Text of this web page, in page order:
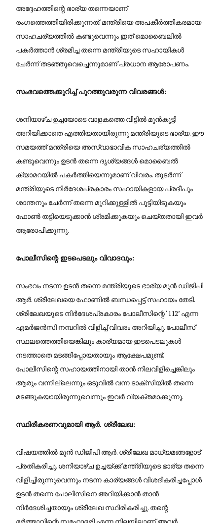
അദ്ദേഹത്തിന്റെ ഭാര്യ തന്നെയാണ്
രംഗത്തെത്തിയിരിക്കുന്നത്. മന്ത്രിയെ അപകീർത്തികരമായ
സാഹചര്യത്തിൽ കണ്ടുവെന്നും ഇത് മൊബൈലിൽ
പകർത്താൻ ശ്രമിച്ച തന്നെ മന്ത്രിയുടെ സഹായികൾ
ചേർന്ന് തടഞ്ഞുവെച്ചെന്നുമാണ് പ്രധാന ആരോപണം.
സംഭവത്തെക്കുറിച്ച് പുറത്തുവരുന്ന വിവരങ്ങൾ:
ശനിയാഴ്ച ഉച്ചയോടെ വാളകത്തെ വീട്ടിൽ മുൻകൂട്ടി
അറിയിക്കാതെ എത്തിയതായിരുന്നു മന്ത്രിയുടെ ഭാര്യ. ഈ
സമയത്ത് മന്ത്രിയെ അസ്വാഭാവിക സാഹചര്യത്തിൽ
കണ്ടുവെന്നും ഉടൻ തന്നെ ദൃശ്യങ്ങൾ മൊബൈൽ
ക്യാമറയിൽ പകർത്തിയെന്നുമാണ് വിവരം. തുടർന്ന്
മന്ത്രിയുടെ നിർദേശപ്രകാരം സഹായികളായ പ്രദീപും
ശാന്തനും ചേർന്ന് തന്നെ മുറിക്കുള്ളിൽ പൂട്ടിയിടുകയും
ഫോൺ തട്ടിയെടുക്കാൻ ശ്രമിക്കുകയും ചെയ്തതായി ഇവർ
ആരോപിക്കുന്നു.
പോലീസിന്റെ ഇടപെടലും വിവാദവും:
സംഭവം നടന്ന ഉടൻ തന്നെ മന്ത്രിയുടെ ഭാര്യ മുൻ ഡിജിപി
ആർ. ശ്രീലേഖയെ ഫോണിൽ ബന്ധപ്പെട്ട് സഹായം തേടി.
ശ്രീലേഖയുടെ നിർദേശപ്രകാരം പോലീസിന്റെ ‘112’ എന്ന
എമർജൻസി നമ്പറിൽ വിളിച്ച് വിവരം അറിയിച്ചു. പോലീസ്
സ്ഥലത്തെത്തിയെങ്കിലും കാര്യമായ ഇടപെടലുകൾ
നടത്താതെ മടങ്ങിപ്പോയതായും ആക്ഷേപമുണ്ട്.
പോലീസിന്റെ സഹായത്തിനായി താൻ നിലവിളിച്ചെങ്കിലും
ആരും വന്നില്ലെന്നും ഒടുവിൽ വന്ന ടാക്സിയിൽ തന്നെ
മടങ്ങുകയായിരുന്നുവെന്നും ഇവർ വ്യക്തമാക്കുന്നു.
സ്ഥിരീകരണവുമായി ആർ. ശ്രീലേഖ:
വിഷയത്തിൽ മുൻ ഡിജിപി ആർ. ശ്രീലേഖ മാധ്യമങ്ങളോട്
പ്രതികരിച്ചു. ശനിയാഴ്ച ഉച്ചയ്ക്ക് മന്ത്രിയുടെ ഭാര്യ തന്നെ
വിളിച്ചിരുന്നുവെന്നും നടന്ന കാര്യങ്ങൾ വിശദീകരിച്ചപ്പോൾ
ഉടൻ തന്നെ പോലീസിനെ അറിയിക്കാൻ താൻ
നിർദേശിച്ചതായും ശ്രീലേഖ സ്ഥിരീകരിച്ചു. തന്റെ